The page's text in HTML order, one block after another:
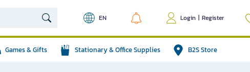
EN Login | Register
Games & Gifts Stationary & Office Supplies B2S Store